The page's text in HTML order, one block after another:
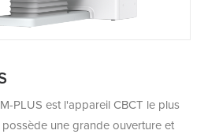
PLUS est l'appareil CBCT le plus
une grande ouverture et